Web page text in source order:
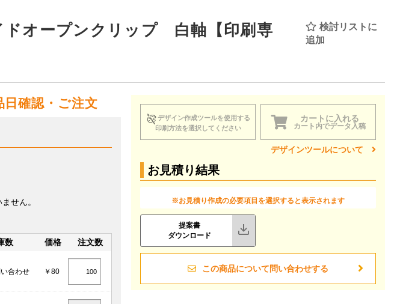
ープンクリップ 白軸【印刷専
検討リストに
追加
日確認・ご注文
せん。
数 価格 注文数
合わせ ￥80
デザイン作成ツールを使用する
印刷方法を選択してください
カートに入れる
カート内でデータ入稿
デザインツールについて
お見積り結果
※お見積り作成の必要項目を選択すると表示されます
提案書
ダウンロード
この商品について問い合わせする